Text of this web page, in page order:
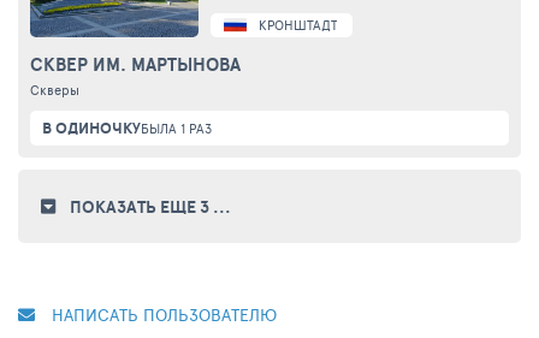
КРОНШТАДТ
СКВЕР ИМ. МАРТЫНОВА
Скверы
В ОДИНОЧКУБЫЛА 1 РАЗ
ПОКАЗАТЬ ЕЩЕ 3 ...
НАПИСАТЬ ПОЛЬЗОВАТЕЛЮ